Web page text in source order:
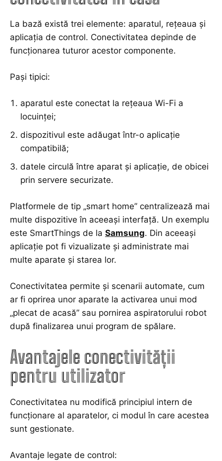
La bază există trei elemente: aparatul, rețeaua și
aplicația de control. Conectivitatea depinde de
funcționarea tuturor acestor componente.
Pași tipici:
aparatul este conectat la rețeaua Wi-Fi a
locuinței;
dispozitivul este adăugat într-o aplicație
compatibilă;
datele circulă între aparat și aplicație, de obicei
prin servere securizate.
Platformele de tip „smart home” centralizează mai
multe dispozitive în aceeași interfață. Un exemplu
este SmartThings de la Samsung. Din aceeași
aplicație pot fi vizualizate și administrate mai
multe aparate și starea lor.
Conectivitatea permite și scenarii automate, cum
ar fi oprirea unor aparate la activarea unui mod
„plecat de acasă” sau pornirea aspiratorului robot
după finalizarea unui program de spălare.
Avantajele conectivității
pentru utilizator
Conectivitatea nu modifică principiul intern de
funcționare al aparatelor, ci modul în care acestea
sunt gestionate.
Avantaje legate de control: